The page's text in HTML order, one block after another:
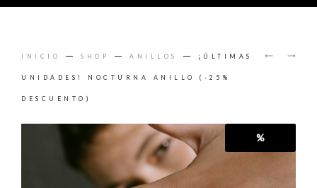
INICIO SHOP ANILLOS ¡ÚLTIMAS
UNIDADES! NOCTURNA ANILLO (-25%
DESCUENTO)
%